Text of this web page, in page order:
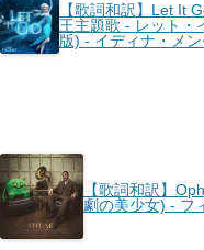
【歌詞和訳】Let It
王主題歌 - レット・
版) - イディナ・メ
【歌詞和訳】
劇の美少女) - フ